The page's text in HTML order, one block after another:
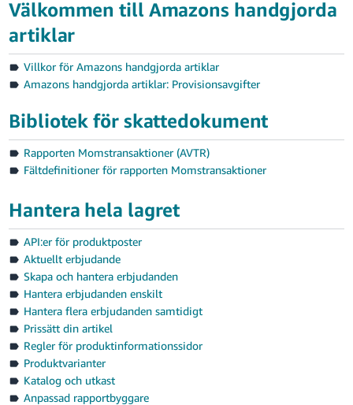
Välkommen till Amazons handgjorda
artiklar
Villkor för Amazons handgjorda artiklar
Amazons handgjorda artiklar: Provisionsavgifter
Bibliotek för skattedokument
Rapporten Momstransaktioner (AVTR)
Fältdefinitioner för rapporten Momstransaktioner
Hantera hela lagret
API:er för produktposter
Aktuellt erbjudande
Skapa och hantera erbjudanden
Hantera erbjudanden enskilt
Hantera flera erbjudanden samtidigt
Prissätt din artikel
Regler för produktinformationssidor
Produktvarianter
Katalog och utkast
Anpassad rapportbyggare